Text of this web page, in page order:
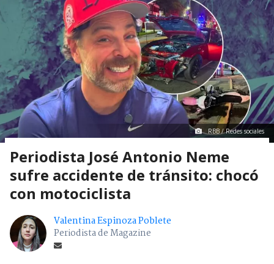
RBB / Redes sociales
Periodista José Antonio Neme
sufre accidente de tránsito: chocó
con motociclista
Valentina Espinoza Poblete
Periodista de Magazine